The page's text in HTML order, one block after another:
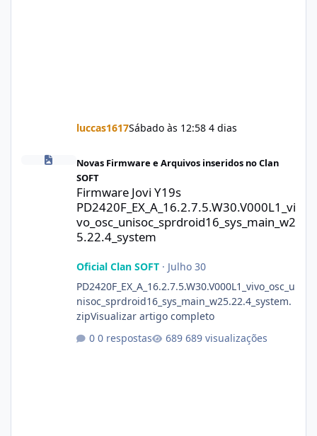
luccas1617Sábado às 12:58 4 dias
Firmware Jovi Y19s
Novas Firmware e Arquivos inseridos no Clan
SOFT
Firmware Jovi Y19s
PD2420F_EX_A_16.2.7.5.W30.V000L1_vi
vo_osc_unisoc_sprdroid16_sys_main_w2
5.22.4_system
Oficial Clan SOFT· Julho 30
PD2420F_EX_A_16.2.7.5.W30.V000L1_vivo_osc_u
nisoc_sprdroid16_sys_main_w25.22.4_system.
zipVisualizar artigo completo
0 respostas
689 visualizações